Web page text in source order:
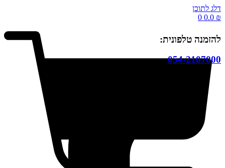
דלג לתוכן
0.0 ₪
0
להזמנה טלפונית:
054-2107000